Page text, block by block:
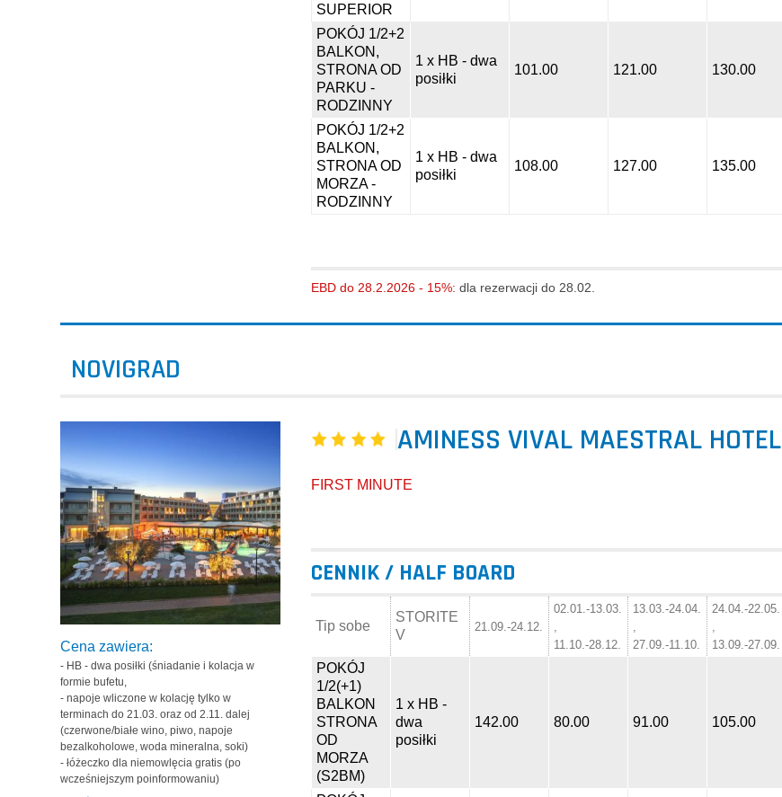
SUPERIOR
POKÓJ 1/2+2
BALKON,
STRONA OD
PARKU -
RODZINNY
1 x HB - dwa
posiłki
101.00 121.00 130.00
POKÓJ 1/2+2
BALKON,
STRONA OD
MORZA -
RODZINNY
1 x HB - dwa
posiłki
108.00 127.00 135.00
EBD do 28.2.2026 - 15%:dla rezerwacji do 28.02.
NOVIGRAD
Cena zawiera:
- HB - dwa posiłki (śniadanie i kolacja w
formie bufetu,
- napoje wliczone w kolację tylko w
terminach do 21.03. oraz od 2.11. dalej
(czerwone/białe wino, piwo, napoje
bezalkoholowe, woda mineralna, soki)
- łóżeczko dla niemowlęcia gratis (po
wcześniejszym poinformowaniu)
AMINESS VIVAL MAESTRAL HOTEL
FIRST MINUTE
CENNIK / HALF BOARD
Tip sobe
STORITE
V
21.09.-24.12.
02.01.-13.03.
,
11.10.-28.12.
13.03.-24.04.
,
27.09.-11.10.
24.04.-22.05.
,
13.09.-27.09.
POKÓJ
1/2(+1)
BALKON
STRONA
OD
MORZA
(S2BM)
1 x HB -
dwa
posiłki
142.00 80.00 91.00 105.00